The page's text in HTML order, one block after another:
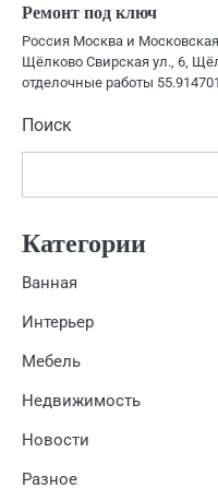
Ремонт под ключ
Россия Москва и
Щёлково Свирская ул., 6,
отделочные работы
Поиск
Категории
Ванная
Интерьер
Мебель
Недвижимость
Новости
Разное